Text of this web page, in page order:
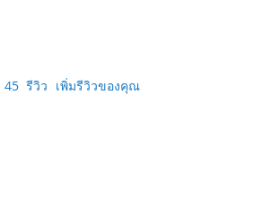
45 รีวิว เพิ่มรีวิวของคุณ